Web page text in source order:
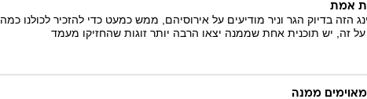
אמת
בדיוק הגר וניר מודיעים על אירוסיהם, ממש כמעט כדי להזכיר לכולנו כמה
זה, יש תוכנית אחת שממנה יצאו הרבה יותר זוגות שהחזיקו מעמד